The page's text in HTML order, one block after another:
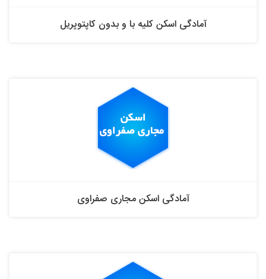
آمادگی اسکن کلیه با و بدون کاپتوپریل
آمادگی اسکن مجاری صفراوی